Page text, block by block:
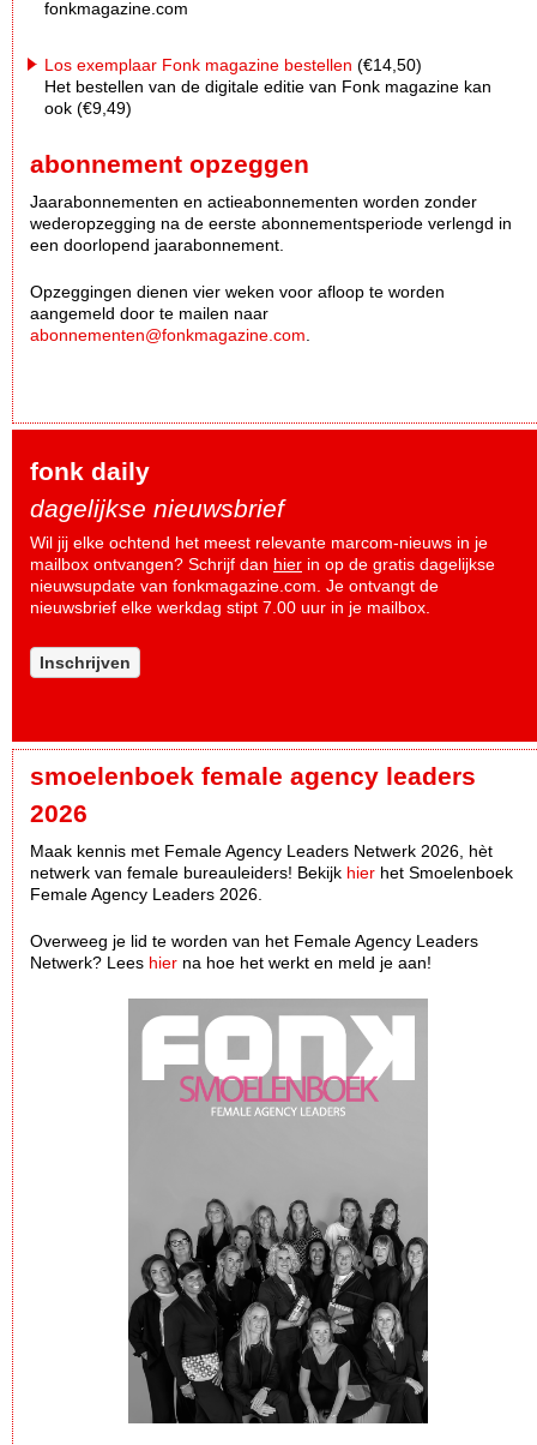
fonkmagazine.com
Los exemplaar Fonk magazine bestellen (€14,50)
Het bestellen van de digitale editie van Fonk magazine kan
ook (€9,49)
abonnement opzeggen
Jaarabonnementen en actieabonnementen worden zonder
wederopzegging na de eerste abonnementsperiode verlengd in
een doorlopend jaarabonnement.
Opzeggingen dienen vier weken voor afloop te worden
aangemeld door te mailen naar
abonnementen@fonkmagazine.com.
fonk daily
dagelijkse nieuwsbrief
Wil jij elke ochtend het meest relevante marcom-nieuws in je
mailbox ontvangen? Schrijf dan hier in op de gratis dagelijkse
nieuwsupdate van fonkmagazine.com. Je ontvangt de
nieuwsbrief elke werkdag stipt 7.00 uur in je mailbox.
Inschrijven
smoelenboek female agency leaders
2026
Maak kennis met Female Agency Leaders Netwerk 2026, hèt
netwerk van female bureauleiders! Bekijk hier het Smoelenboek
Female Agency Leaders 2026.
Overweeg je lid te worden van het Female Agency Leaders
Netwerk? Lees hier na hoe het werkt en meld je aan!